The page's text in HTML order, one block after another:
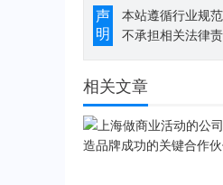
声
明
本站遵循行业规
不承担相关法律
相关文章